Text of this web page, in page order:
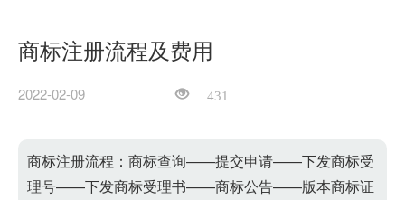
商标注册流程及费用
2022-02-09 431
商标注册流程：商标查询——提交申请——下发商标受
理号——下发商标受理书——商标公告——版本商标证